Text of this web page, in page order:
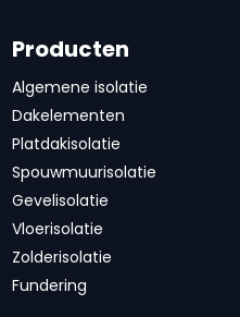
Producten
Algemene isolatie
Dakelementen
Platdakisolatie
Spouwmuurisolatie
Gevelisolatie
Vloerisolatie
Zolderisolatie
Fundering